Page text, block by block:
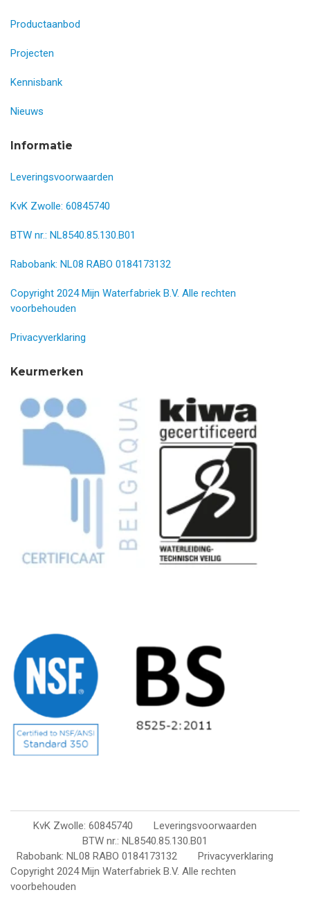
Productaanbod
Projecten
Kennisbank
Nieuws
Informatie
Leveringsvoorwaarden
KvK Zwolle: 60845740
BTW nr.: NL8540.85.130.B01
Rabobank: NL08 RABO 0184173132
Copyright 2024 Mijn Waterfabriek B.V. Alle rechten
voorbehouden
Privacyverklaring
Keurmerken
KvK Zwolle: 60845740
Leveringsvoorwaarden
BTW nr.: NL8540.85.130.B01
Rabobank: NL08 RABO 0184173132
Privacyverklaring
Copyright 2024 Mijn Waterfabriek B.V. Alle rechten
voorbehouden